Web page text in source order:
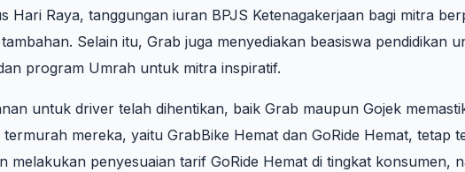
Hari Raya, tanggungan iuran BPJS Ketenagakerjaan bagi mitra
Selain itu, Grab juga menyediakan beasiswa pendidikan
program Umrah untuk mitra inspiratif.
untuk driver telah dihentikan, baik Grab maupun Gojek
mereka, yaitu GrabBike Hemat dan GoRide Hemat, tetap
melakukan penyesuaian tarif GoRide Hemat di tingkat konsumen,